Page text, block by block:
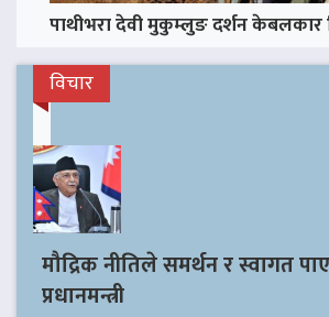
पाथीभरा देवी मुकुम्लुङ दर्शन केबलकार
विचार
मौद्रिक नीतिले समर्थन र स्वागत
प्रधानमन्त्री